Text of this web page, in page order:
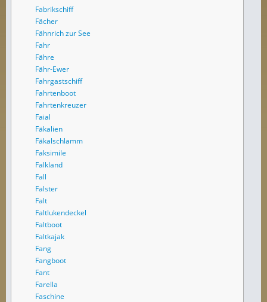
Fabrikschiff
Fächer
Fähnrich zur See
Fahr
Fähre
Fähr-Ewer
Fahrgastschiff
Fahrtenboot
Fahrtenkreuzer
Faial
Fäkalien
Fäkalschlamm
Faksimile
Falkland
Fall
Falster
Falt
Faltlukendeckel
Faltboot
Faltkajak
Fang
Fangboot
Fant
Farella
Faschine